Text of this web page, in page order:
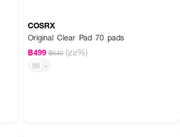
และผงแยกชั้น
COSRX
Original Clear Pad 70 pads
฿499 ฿640 (22%)
-